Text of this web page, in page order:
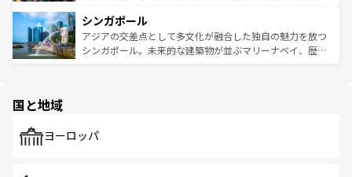
参照してほしい。
激する。気候は一年中温暖で、どの季節にも異なる楽しみ
が待っている。親しみやすいタイの人々、仏教を中心とし
た文化、そして多様な観光資源が、訪れる旅人を魅了し続
み、どこを訪れても感動するはず。観光スポットが密集し
ており、効率よく見どころを回れるのも魅力。息をのむよ
うな絶景から文化的な体験まで、香港を存分に楽しみ尽く
シンガポール
アジアの交差点として多文化が融合した独自の魅力を放つ
シンガポール。未来的な建築物が並ぶマリーナベイ、歴史
で、ホーカーズは地元の風情を楽しめる外せないスポット
国と地域
ヨーロッパ